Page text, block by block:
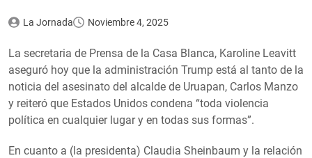
La Jornada Noviembre 4, 2025
La secretaria de Prensa de la Casa Blanca, Karoline Leavitt
aseguró hoy que la administración Trump está al tanto de la
noticia del asesinato del alcalde de Uruapan, Carlos Manzo
y reiteró que Estados Unidos condena “toda violencia
política en cualquier lugar y en todas sus formas”.
En cuanto a (la presidenta) Claudia Sheinbaum y la relación